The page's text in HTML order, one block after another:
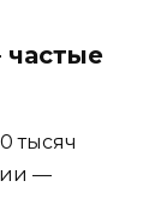
тысяч
—